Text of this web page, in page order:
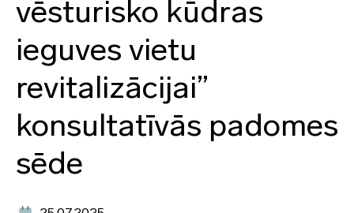
vēsturisko kūdras
ieguves vietu
revitalizācijai”
konsultatīvās padomes
sēde